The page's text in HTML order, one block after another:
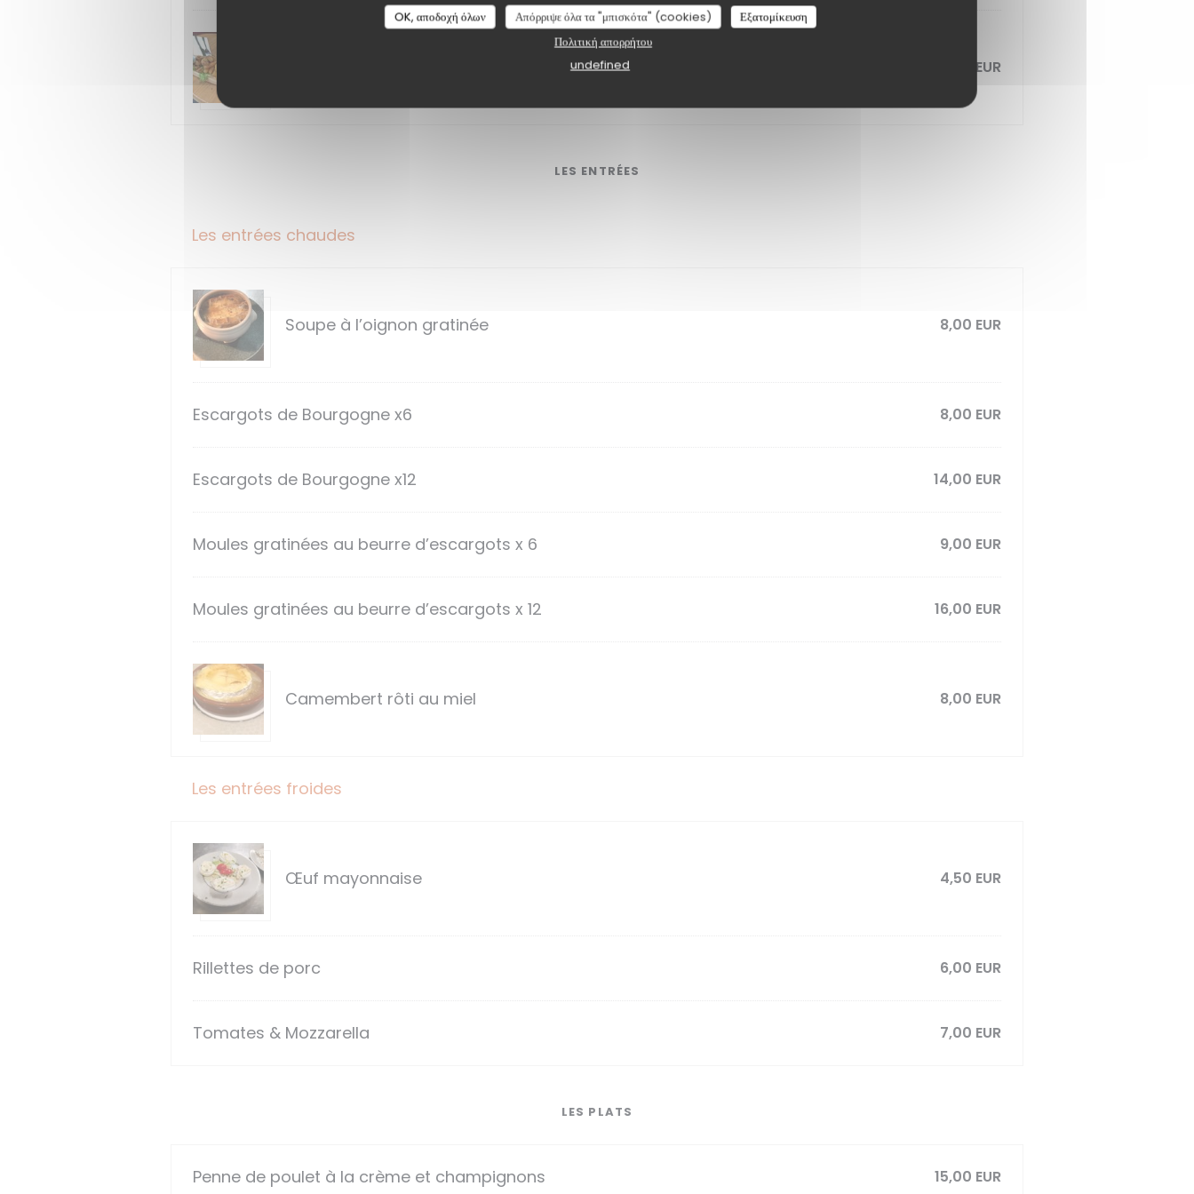
OK, αποδοχή όλων Απόρριψε όλα τα "μπισκότα" (cookies)
Εξατομίκευση
Πολιτική απορρήτου
undefined
24,00 EUR
LES ENTRÉES
Les entrées chaudes
Soupe à l’oignon gratinée 8,00 EUR
Escargots de Bourgogne x6 8,00 EUR
Escargots de Bourgogne x12 14,00 EUR
Moules gratinées au beurre d’escargots x 6 9,00 EUR
Moules gratinées au beurre d’escargots x 12 16,00 EUR
Camembert rôti au miel 8,00 EUR
Les entrées froides
Œuf mayonnaise 4,50 EUR
Rillettes de porc 6,00 EUR
Tomates & Mozzarella 7,00 EUR
LES PLATS
Penne de poulet à la crème et champignons 15,00 EUR